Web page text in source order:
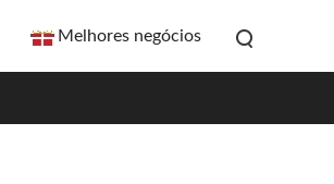
Melhores negócios